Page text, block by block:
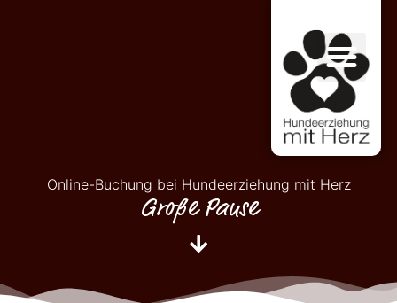
Online-Buchung bei Hundeerziehung mit Herz
Große Pause